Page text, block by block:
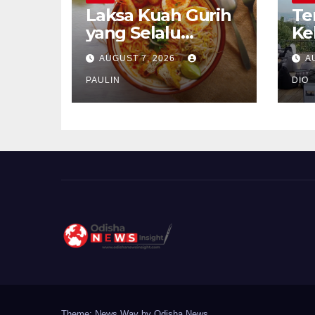
Laksa Kuah Gurih
yang Selalu
Dirindukan
AUGUST 7, 2026
PAULIN DIO